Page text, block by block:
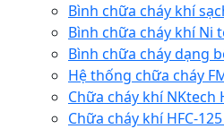
Bình chữa cháy khí
Bình chữa cháy khí Ni
Bình chữa cháy dạng
Hệ thống chữa cháy
Chữa cháy khí NKtech
Chữa cháy khí HFC-125